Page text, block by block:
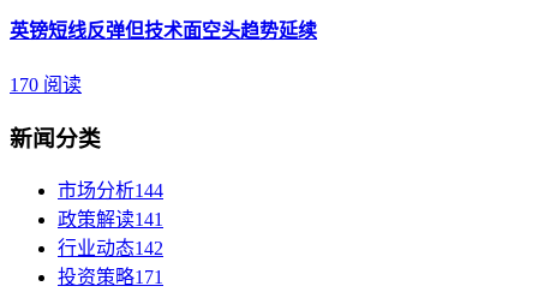
英镑短线反弹但技术面空头趋势延续
170 阅读
新闻分类
市场分析144
政策解读141
行业动态142
投资策略171